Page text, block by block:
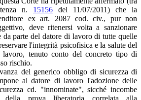
n. 15156 del 11/07/2011) che la
ex art. 2087 cod. civ., pur non
deve ritenersi volta a sanzionare
da parte del datore di lavoro di tutte quelle
l'integrità psicofisica e la salute del
tenuto conto del concreto tipo di
rischio.
del generico obbligo di sicurezza di
al datore di lavoro l'adozione delle
cd. "innominate", sicché incombe
prova liberatoria correlata alla